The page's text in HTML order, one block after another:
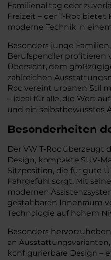
Familienalltag oder
Freizeit – der T-Roc
moderne Technik in
Besonders junge
Berufspendler profitieren
Übersicht, dem
zahlreichen
Roc vereint urbanen Stil
– ideal für alle, die Wert
und ein selbstbewusstes
Besonderheiten
Der VW T-Roc überzeugt
Design, kompakte SUV-
Sitzposition, die für gute
Fahrgefühl sorgt. Mit
modernen
gestaltbaren Innenraum
Technologie auf hohem
Besonders
an
konfigurierbare Design –